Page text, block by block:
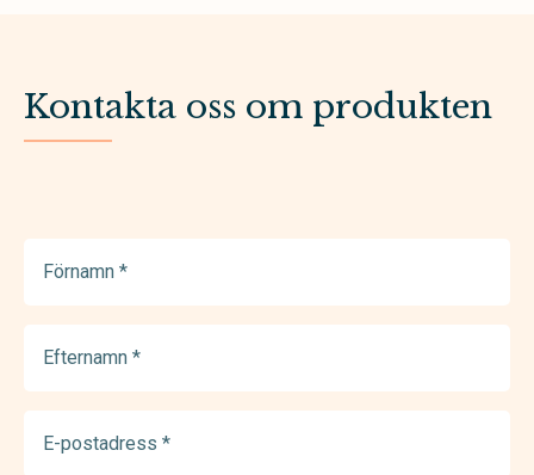
Kontakta oss om produkten
(Required)
(Required)
postadress